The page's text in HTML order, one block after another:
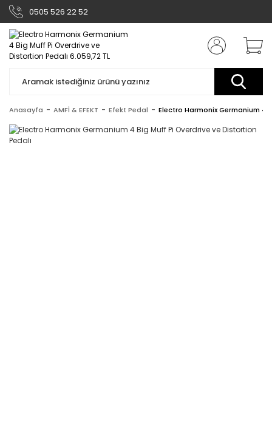
0505 526 22 52
Anasayfa AMFİ & EFEKT Efekt Pedal Electro Harmonix Germanium 4